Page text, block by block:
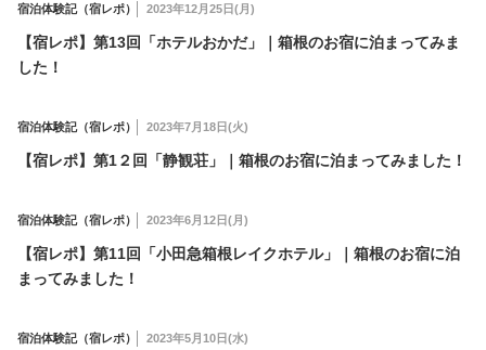
宿泊体験記（宿レポ） 2023年12月25日(月)
【宿レポ】第13回「ホテルおかだ」｜箱根のお宿に泊まってみま
した！
宿泊体験記（宿レポ） 2023年7月18日(火)
【宿レポ】第1２回「静観荘」｜箱根のお宿に泊まってみました！
宿泊体験記（宿レポ） 2023年6月12日(月)
【宿レポ】第11回「小田急箱根レイクホテル」｜箱根のお宿に泊
まってみました！
宿泊体験記（宿レポ） 2023年5月10日(水)